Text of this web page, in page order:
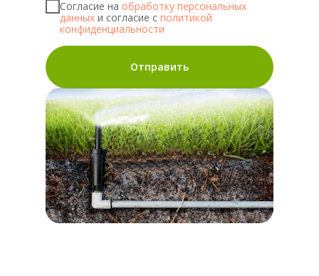
Согласие на обработку персональных
данных и согласие с политикой
конфиденциальности
Отправить